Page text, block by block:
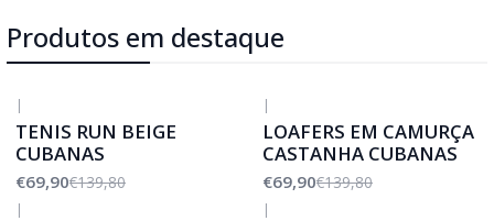
Produtos em destaque
|
TENIS RUN BEIGE
CUBANAS
€69,90€139,80
|
LOAFERS EM CAMURÇA
CASTANHA CUBANAS
€69,90€139,80
| |